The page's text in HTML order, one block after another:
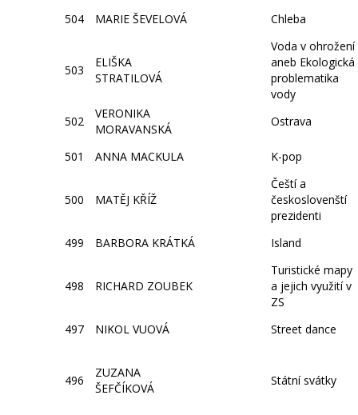
504
MARIE ŠEVELOVÁ Chleba
503
ELIŠKA
STRATILOVÁ
Voda v ohrožení
aneb Ekologická
problematika
vody
502
VERONIKA
MORAVANSKÁ
Ostrava
501 ANNA MACKULA K-pop
500 MATĚJ KŘÍŽ
Čeští a
českoslovenští
prezidenti
499
BARBORA KRÁTKÁ Island
498 RICHARD ZOUBEK
Turistické mapy
a jejich využití v
ZS
497
NIKOL VUOVÁ Street dance
496
ZUZANA
ŠEFČÍKOVÁ
Státní svátky